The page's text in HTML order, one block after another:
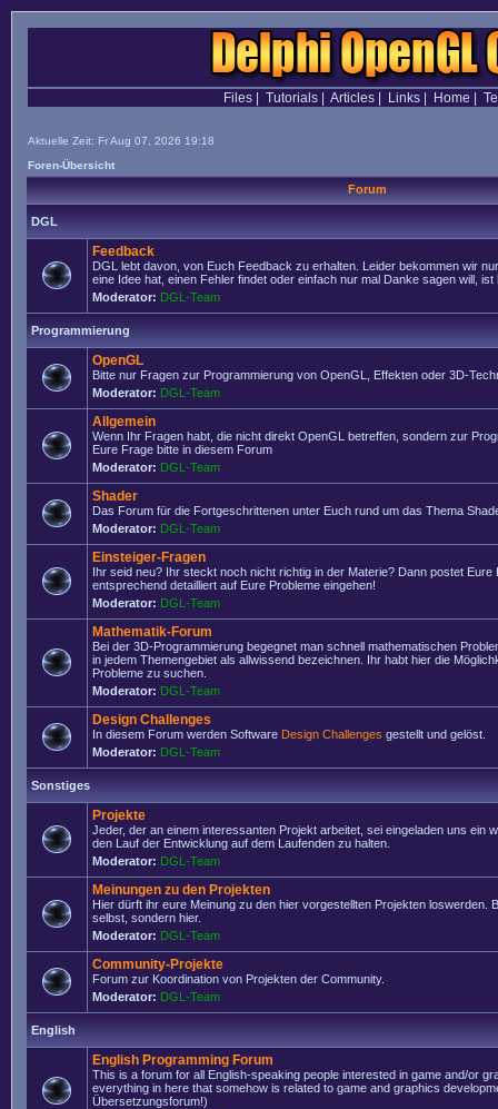
Files| Tutorials| Articles| Links| Home
Aktuelle Zeit: Fr Aug 07, 2026 19:18
Foren-Übersicht
Forum
DGL
Feedback
DGL lebt davon, von Euch Feedback zu erhalten. Leider bekommen wir
eine Idee hat, einen Fehler findet oder einfach nur mal Danke sagen will, ist
Moderator: DGL-Team
Programmierung
OpenGL
Bitte nur Fragen zur Programmierung von OpenGL, Effekten oder 3D-
Moderator: DGL-Team
Allgemein
Wenn Ihr Fragen habt, die nicht direkt OpenGL betreffen, sondern zur
Eure Frage bitte in diesem Forum
Moderator: DGL-Team
Shader
Das Forum für die Fortgeschrittenen unter Euch rund um das Thema
Moderator: DGL-Team
Einsteiger-Fragen
Ihr seid neu? Ihr steckt noch nicht richtig in der Materie? Dann postet Eure
entsprechend detailliert auf Eure Probleme eingehen!
Moderator: DGL-Team
Mathematik-Forum
Bei der 3D-Programmierung begegnet man schnell mathematischen
in jedem Themengebiet als allwissend bezeichnen. Ihr habt hier die
Probleme zu suchen.
Moderator: DGL-Team
Design Challenges
In diesem Forum werden Software Design Challenges gestellt und gelöst.
Moderator: DGL-Team
Sonstiges
Projekte
Jeder, der an einem interessanten Projekt arbeitet, sei eingeladen uns ein
den Lauf der Entwicklung auf dem Laufenden zu halten.
Moderator: DGL-Team
Meinungen zu den Projekten
Hier dürft ihr eure Meinung zu den hier vorgestellten Projekten loswerden.
selbst, sondern hier.
Moderator: DGL-Team
Community-Projekte
Forum zur Koordination von Projekten der Community.
Moderator: DGL-Team
English
English Programming Forum
This is a forum for all English-speaking people interested in game and/or
everything in here that somehow is related to game and graphics
Übersetzungsforum!)